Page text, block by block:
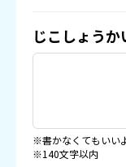
じこしょうか
※書かなくてもいい
※140文字以内